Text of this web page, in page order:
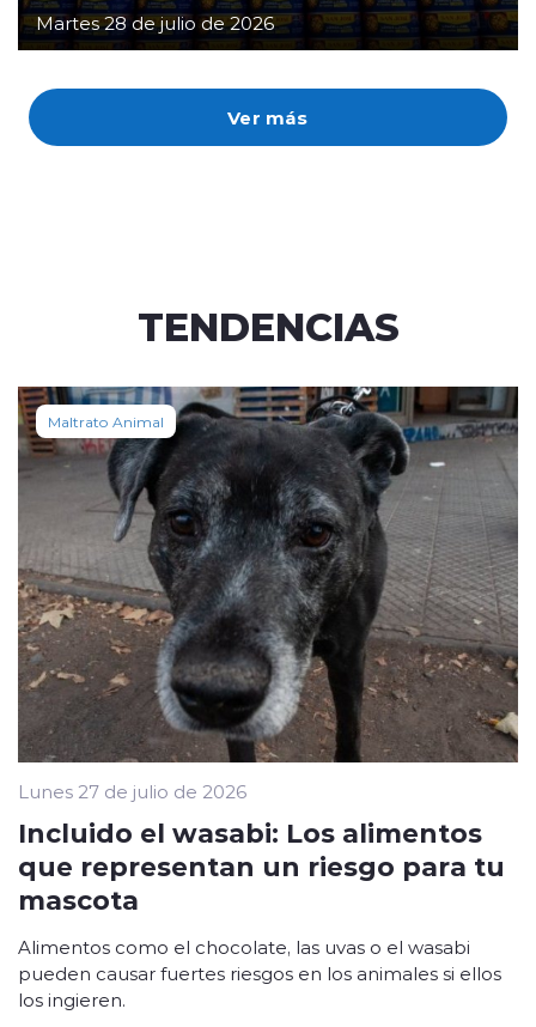
Ver más
Martes 28 de julio de 2026
TENDENCIAS
Maltrato Animal
Lunes 27 de julio de 2026
Incluido el wasabi: Los alimentos
que representan un riesgo para tu
mascota
Alimentos como el chocolate, las uvas o el wasabi
pueden causar fuertes riesgos en los animales si ellos
los ingieren.